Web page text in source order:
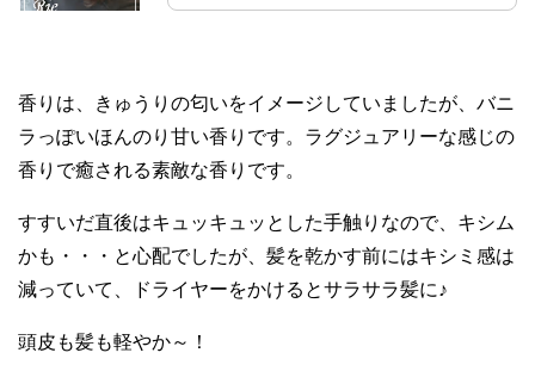
香りは、きゅうりの匂いをイメージしていましたが、バニ
ラっぽいほんのり甘い香りです。ラグジュアリーな感じの
香りで癒される素敵な香りです。
すすいだ直後はキュッキュッとした手触りなので、キシム
かも・・・と心配でしたが、髪を乾かす前にはキシミ感は
減っていて、ドライヤーをかけるとサラサラ髪に♪
頭皮も髪も軽やか～！